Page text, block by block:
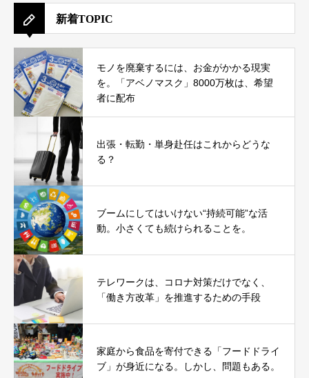
新着TOPIC
モノを廃棄するには、お金がかかる現実
を。「アベノマスク」8000万枚は、希望
者に配布
出張・転勤・単身赴任はこれからどうな
る？
ブームにしてはいけない“持続可能”な活
動。小さくても続けられることを。
テレワークは、コロナ対策だけでなく、
「働き方改革」を推進するための手段
家庭から食品を寄付できる「フードドライ
ブ」が身近になる。しかし、問題もある。